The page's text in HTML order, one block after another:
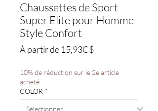
Chaussettes de Sport
Super Elite pour Homme
Style Confort
À partir de 15,93C$Prix
10% de réduction sur le 2e article
acheté
COLOR *